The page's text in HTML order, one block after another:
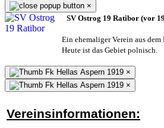
×
SV Ostrog 19 Ratibor (vor
Ein ehemaliger Verein aus
Heute ist das Gebiet polnisch.
×
×
Vereinsinformationen: